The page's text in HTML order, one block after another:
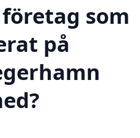
som
på